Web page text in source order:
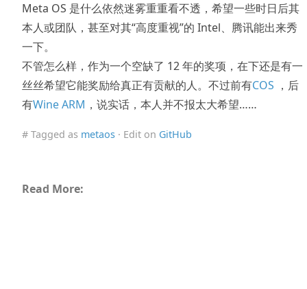
Meta OS 是什么依然迷雾重重看不透，希望一些时日后其
本人或团队，甚至对其“高度重视”的 Intel、腾讯能出来秀
一下。
不管怎么样，作为一个空缺了 12 年的奖项，在下还是有一
丝丝希望它能奖励给真正有贡献的人。不过前有COS ，后
有Wine ARM ，说实话，本人并不报太大希望……
# Tagged as metaos · Edit on GitHub
Read More: